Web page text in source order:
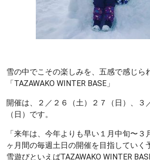
雪の中でこその楽しみを、五感で感じら
「TAZAWAKO WINTER BASE」
開催は、２／２６（土）２７（日）、３
（日）です。
「来年は、今年よりも早い１月中旬〜３
ヶ月間の毎週土日の開催を目指していく
雪遊びといえばTAZAWAKO WINTER